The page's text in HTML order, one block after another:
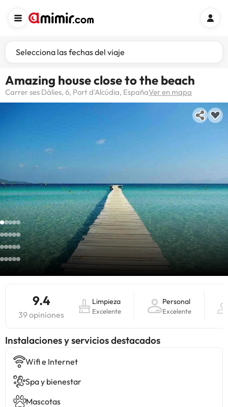
Selecciona las fechas del viaje
Amazing house close to the beach
Carrer ses Dàlies, 6, Port d'Alcúdia, EspañaVer en mapa
9.4
39 opiniones
Limpieza
Excelente
Personal
Excelente
Instalaciones y servicios destacados
Wifi e Internet
Spa y bienestar
Mascotas